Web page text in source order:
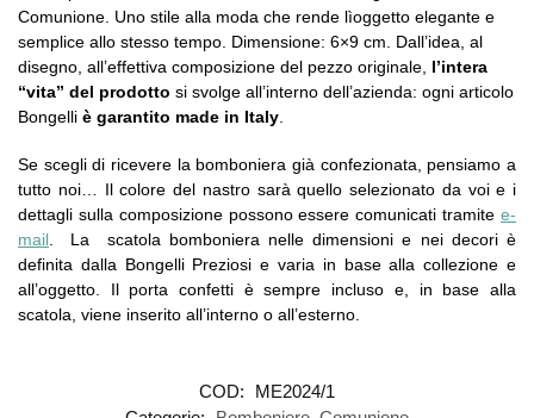
Comunione. Uno stile alla moda che rende lìoggetto elegante e
semplice allo stesso tempo. Dimensione: 6×9 cm. Dall’idea, al
disegno, all’effettiva composizione del pezzo originale, l’intera
“vita” del prodotto si svolge all’interno dell’azienda: ogni articolo
Bongelli è garantito made in Italy
Se scegli di ricevere la bomboniera già confezionata, pensiamo a
tutto noi… Il colore del nastro sarà quello selezionato da voi e i
dettagli sulla composizione possono essere comunicati tramite e-
mail . La scatola bomboniera nelle dimensioni e nei decori è
definita dalla Bongelli Preziosi e varia in base alla collezione e
all’oggetto. Il porta confetti è sempre incluso e, in base alla
scatola, viene inserito all’interno o all’esterno.
COD:
ME2024/1